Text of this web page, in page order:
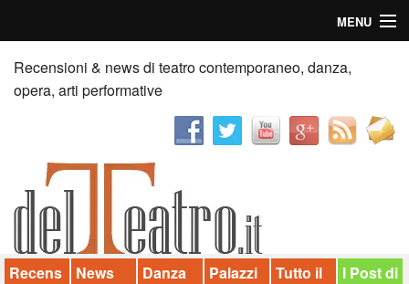
MENU
Home
Recensioni
News
Palazzi consiglia
Video
Recensioni & news di teatro contemporaneo, danza,
opera, arti performative
Recens
News Danza
Palazzi
Tutto il
I Post di